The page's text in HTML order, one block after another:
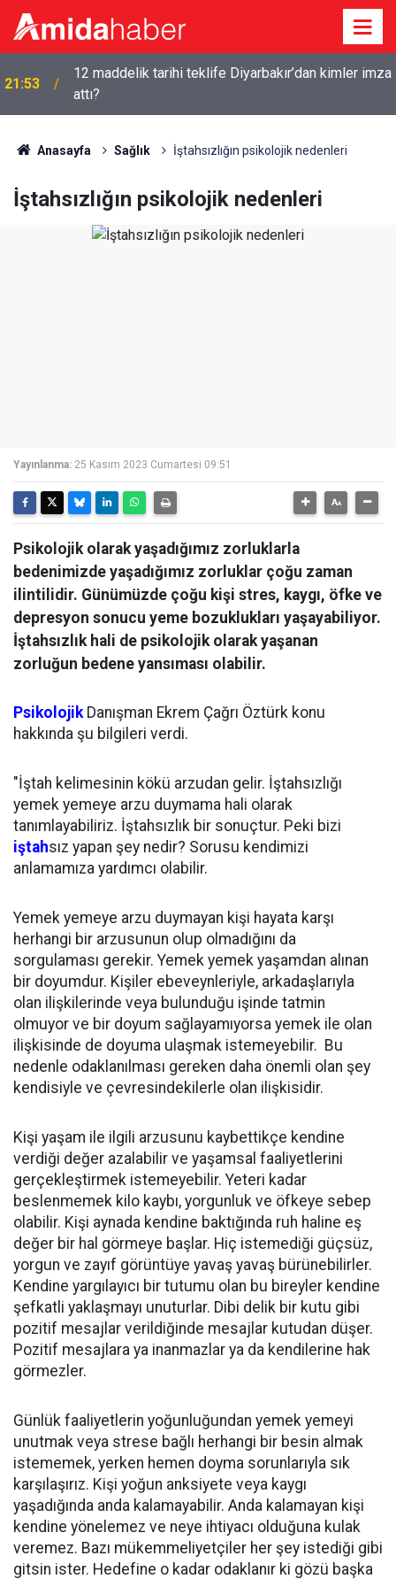
21:53
12 maddelik tarihi teklife Diyarbakır’dan kimler imza
attı?
Anasayfa Sağlık İştahsızlığın psikolojik nedenleri
İştahsızlığın psikolojik nedenleri
Yayınlanma: 25 Kasım 2023 Cumartesi 09:51
Psikolojik olarak yaşadığımız zorluklarla
bedenimizde yaşadığımız zorluklar çoğu zaman
ilintilidir. Günümüzde çoğu kişi stres, kaygı, öfke ve
depresyon sonucu yeme bozuklukları yaşayabiliyor.
İştahsızlık hali de psikolojik olarak yaşanan
zorluğun bedene yansıması olabilir.
PsikolojikDanışman Ekrem Çağrı Öztürk konu
hakkında şu bilgileri verdi.
"İştah kelimesinin kökü arzudan gelir. İştahsızlığı
yemek yemeye arzu duymama hali olarak
tanımlayabiliriz. İştahsızlık bir sonuçtur. Peki bizi
iştahsız yapan şey nedir? Sorusu kendimizi
anlamamıza yardımcı olabilir.
Yemek yemeye arzu duymayan kişi hayata karşı
herhangi bir arzusunun olup olmadığını da
sorgulaması gerekir. Yemek yemek yaşamdan alınan
bir doyumdur. Kişiler ebeveynleriyle, arkadaşlarıyla
olan ilişkilerinde veya bulunduğu işinde tatmin
olmuyor ve bir doyum sağlayamıyorsa yemek ile olan
ilişkisinde de doyuma ulaşmak istemeyebilir. Bu
nedenle odaklanılması gereken daha önemli olan şey
kendisiyle ve çevresindekilerle olan ilişkisidir.
Kişi yaşam ile ilgili arzusunu kaybettikçe kendine
verdiği değer azalabilir ve yaşamsal faaliyetlerini
gerçekleştirmek istemeyebilir. Yeteri kadar
beslenmemek kilo kaybı, yorgunluk ve öfkeye sebep
olabilir. Kişi aynada kendine baktığında ruh haline eş
değer bir hal görmeye başlar. Hiç istemediği güçsüz,
yorgun ve zayıf görüntüye yavaş yavaş bürünebilirler.
Kendine yargılayıcı bir tutumu olan bu bireyler kendine
şefkatli yaklaşmayı unuturlar. Dibi delik bir kutu gibi
pozitif mesajlar verildiğinde mesajlar kutudan düşer.
Pozitif mesajlara ya inanmazlar ya da kendilerine hak
görmezler.
Günlük faaliyetlerin yoğunluğundan yemek yemeyi
unutmak veya strese bağlı herhangi bir besin almak
istememek, yerken hemen doyma sorunlarıyla sık
karşılaşırız. Kişi yoğun anksiyete veya kaygı
yaşadığında anda kalamayabilir. Anda kalamayan kişi
kendine yönelemez ve neye ihtiyacı olduğuna kulak
veremez. Bazı mükemmeliyetçiler her şey istediği gibi
gitsin ister. Hedefine o kadar odaklanır ki gözü başka